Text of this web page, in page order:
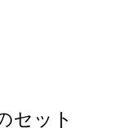
セット